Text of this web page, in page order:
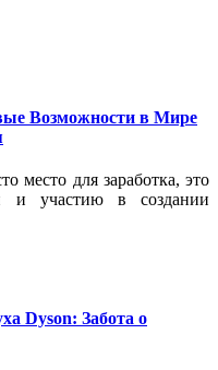
Возможности в Мире
место для заработка, это
и участию в создании
Dyson: Забота о